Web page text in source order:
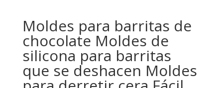
Moldes para barritas de
chocolate Moldes de
silicona para barritas
que se deshacen Moldes